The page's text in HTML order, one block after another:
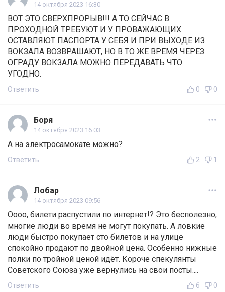
14 октября 2023 16:30
ВОТ ЭТО СВЕРХПРОРЫВ!!! А ТО СЕЙЧАС В
ПРОХОДНОЙ ТРЕБУЮТ И У ПРОВАЖАЮЩИХ
ОСТАВЛЯЮТ ПАСПОРТА У СЕБЯ И ПРИ ВЫХОДЕ ИЗ
ВОКЗАЛА ВОЗВРАШАЮТ, НО В ТО ЖЕ ВРЕМЯ ЧЕРЕЗ
ОГРАДУ ВОКЗАЛА МОЖНО ПЕРЕДАВАТЬ ЧТО
УГОДНО.
Ответить 0 0
Боря
14 октября 2023 16:03
А на электросамокате можно?
Ответить 2 1
Лобар
14 октября 2023 09:56
Оооо, билети распустили по интернет!? Это бесполезно,
многие люди во время не могут покупать. А ловкие
люди быстро покупает сто билетов и на улице
спокойно продают по двойной цена. Особенно нижные
полки по тройной ценой идёт. Короче спекулянты
Советского Союза уже вернулись на свои посты....
Ответить 6 0